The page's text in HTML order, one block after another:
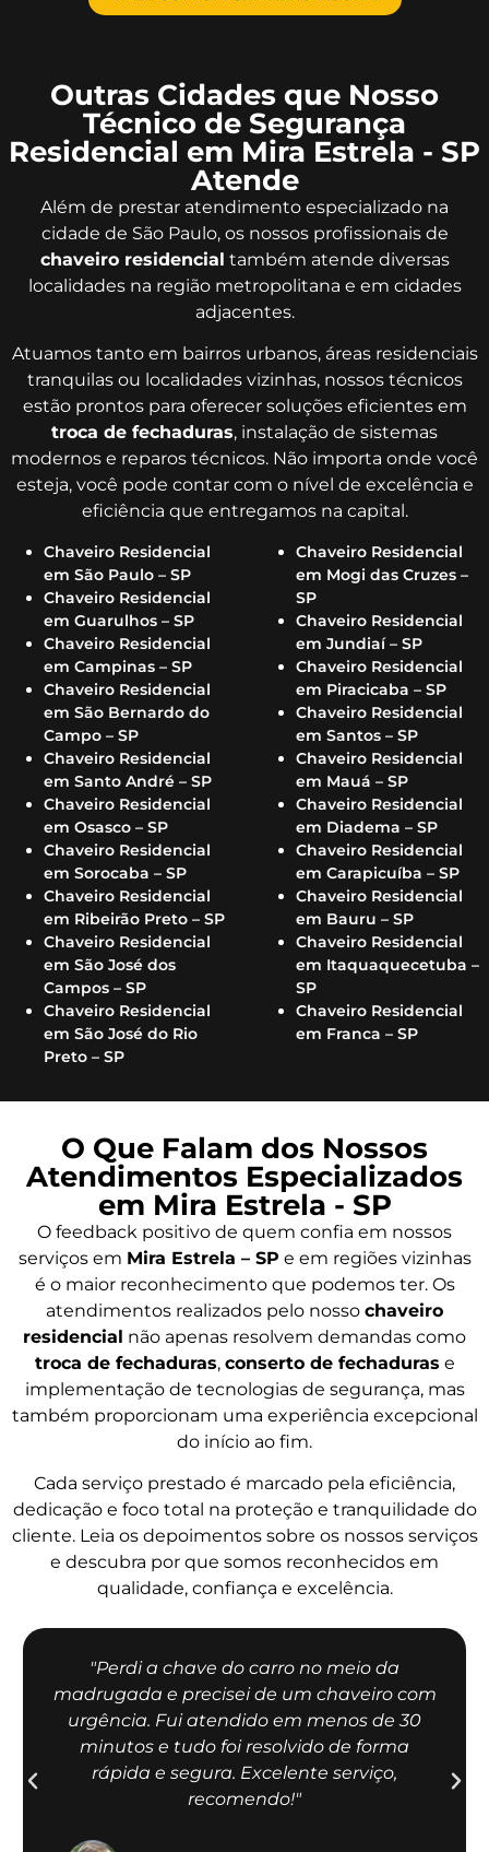
Outras Cidades que Nosso
Técnico de Segurança
Residencial em Mira Estrela - SP
Atende
Além de prestar atendimento especializado na
cidade de São Paulo, os nossos profissionais de
chaveiro residencial também atende diversas
localidades na região metropolitana e em cidades
adjacentes.
Atuamos tanto em bairros urbanos, áreas residenciais
tranquilas ou localidades vizinhas, nossos técnicos
estão prontos para oferecer soluções eficientes em
troca de fechaduras, instalação de sistemas
modernos e reparos técnicos. Não importa onde você
esteja, você pode contar com o nível de excelência e
eficiência que entregamos na capital.
Chaveiro Residencial
em São Paulo – SP
Chaveiro Residencial
em Guarulhos – SP
Chaveiro Residencial
em Campinas – SP
Chaveiro Residencial
em São Bernardo do
Campo – SP
Chaveiro Residencial
em Santo André – SP
Chaveiro Residencial
em Osasco – SP
Chaveiro Residencial
em Sorocaba – SP
Chaveiro Residencial
em Ribeirão Preto – SP
Chaveiro Residencial
em São José dos
Campos – SP
Chaveiro Residencial
em São José do Rio
Preto – SP
Chaveiro Residencial
em Mogi das Cruzes –
SP
Chaveiro Residencial
em Jundiaí – SP
Chaveiro Residencial
em Piracicaba – SP
Chaveiro Residencial
em Santos – SP
Chaveiro Residencial
em Mauá – SP
Chaveiro Residencial
em Diadema – SP
Chaveiro Residencial
em Carapicuíba – SP
Chaveiro Residencial
em Bauru – SP
Chaveiro Residencial
em Itaquaquecetuba –
SP
Chaveiro Residencial
em Franca – SP
O Que Falam dos Nossos
Atendimentos Especializados
em Mira Estrela - SP
O feedback positivo de quem confia em nossos
serviços em Mira Estrela – SP e em regiões vizinhas
é o maior reconhecimento que podemos ter. Os
atendimentos realizados pelo nosso chaveiro
residencial não apenas resolvem demandas como
troca de fechaduras, conserto de fechaduras e
implementação de tecnologias de segurança, mas
também proporcionam uma experiência excepcional
do início ao fim.
Cada serviço prestado é marcado pela eficiência,
dedicação e foco total na proteção e tranquilidade do
cliente. Leia os depoimentos sobre os nossos serviços
e descubra por que somos reconhecidos em
qualidade, confiança e excelência.
"Perdi a chave do carro no meio da
madrugada e precisei de um chaveiro com
urgência. Fui atendido em menos de 30
minutos e tudo foi resolvido de forma
rápida e segura. Excelente serviço,
recomendo!"